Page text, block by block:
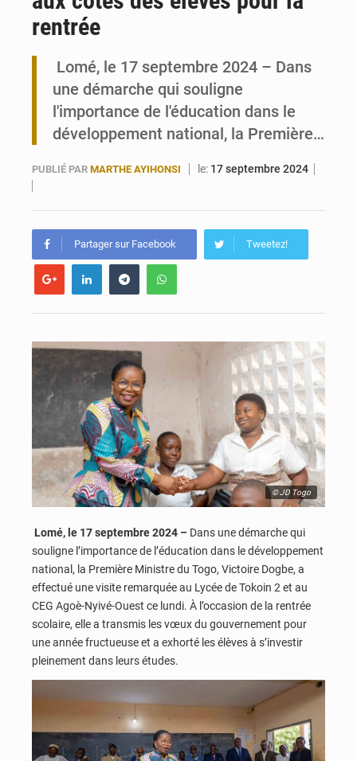
Maurice : Démission de la ministre Véronique Leu-Govind
rentrée
Lomé, le 17 septembre 2024 – Dans
une démarche qui souligne
l'importance de l'éducation dans le
développement national, la Première…
PUBLIÉ PAR MARTHE AYIHONSI le: 17 septembre 2024
Partager sur Facebook Tweetez!
© JD Togo
Lomé, le 17 septembre 2024 – Dans une démarche qui
souligne l’importance de l’éducation dans le développement
national, la Première Ministre du Togo, Victoire Dogbe, a
effectué une visite remarquée au Lycée de Tokoin 2 et au
CEG Agoè-Nyivé-Ouest ce lundi. À l’occasion de la rentrée
scolaire, elle a transmis les vœux du gouvernement pour
une année fructueuse et a exhorté les élèves à s’investir
pleinement dans leurs études.